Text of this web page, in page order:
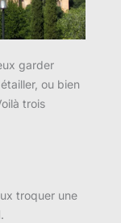
garder
ou bien
trois
troquer une
.